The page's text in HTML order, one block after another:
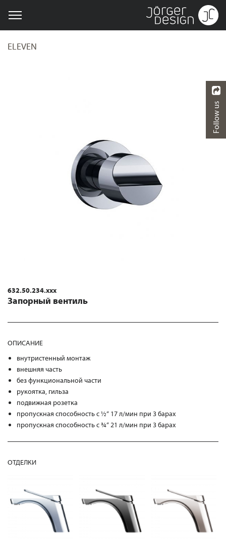
ELEVEN
632.50.234.xxx
Запорный вентиль
ОПИСАНИЕ
внутристенный монтаж
внешняя часть
без функциональной части
рукоятка, гильза
подвижная розетка
пропускная способность с ½“ 17 л/мин при 3 барах
пропускная способность с ¾“ 21 л/мин при 3 барах
ОТДЕЛКИ
Follow us